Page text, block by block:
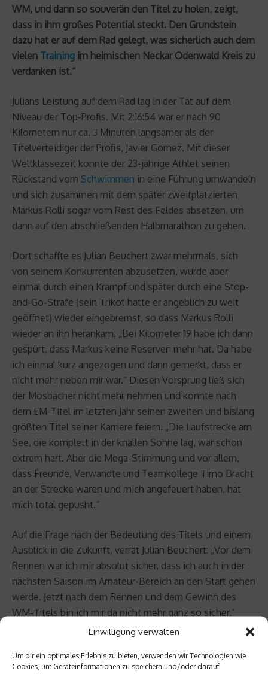
Einwilligung verwalten
Um dir ein optimales Erlebnis zu bieten, verwenden wir Technologien wie
Cookies, um Geräteinformationen zu speichern und/oder darauf
WM, und dann so souverän den Titel zu holen, zeigt,
dass in ihm großes Potential steckt. Den Grundstein
dazu hat er auf dem Rad gelegt, was sicherlich auch dem
vielen Training im heimischen Neckar Odenwald Kreis zu
verdanken ist.“
Julians Leistung auf dem Rad lag in der Tat auf dem
Niveau der Top-Profis. Mit 2:16:54 war er nach 90
Kilometern nur ca. 3 Minuten langsamer als der
Titelverteidiger der Profis, Javier Gomez. Mit dieser
Weltklassezeit konnte der 23-jährige Athlet seinen
Rückstand vom Schwimmen in eine Führung umwandeln
und sich zusammen mit dem später zweitplatzierten
Markus Rolli sogar vom Rest des Feldes absetzen, um
dann auf den abschließenden Halbmarathon zu gehen.
Dort schaffte es Julian Beuchert zwar mehrmals, sich
von seinem Konkurrenten abzusetzen, wurde aber
einmal durch einen Krampf und später durch eine Stop-
and-Go-Strafe (sein Trikot hatte er angeblich zu weit
geöffnet) wieder eingebremst, so dass Markus Rolli
wieder an ihn herankam. „Bei Kilometer 19 habe ich dann
gespürt, dass Markus keine Reserven mehr hat. Da habe
ich einmal kurz angezogen und dann gemerkt, dass er
nicht mehr neben mir war.“ Diesen Vorsprung ließ sich
der Mosbacher nicht mehr nehmen und konnte nach
dem EM-Titel im letzten Jahr seinen zweiten und bislang
größten Titel seiner Karriere feiern. „Die Laufstrecke am
See, die komplett in der knallen Sonne lag, war schon
extrem hart. Aber die Mega-Stimmung und vor allem,
dass Freunde, Verwandte und Teamkollege Timo Bracht
an der Strecke waren und mich angefeuert haben, hat
mich total gepusht.“
Auf die Frage nach der Bedeutung des Titels und einem
Ausblick in die Zukunft, verrät Julian Beuchert: „Vor dem
Rennen war ich mir absolut sicher, dass ich auch in der
nächsten Saison im Amateur-Bereich an den Start gehen
werde. Jetzt nach dem Rennen und dem Gewinn des
WM-Titels bin ich mir da nicht mehr ganz so sicher.“